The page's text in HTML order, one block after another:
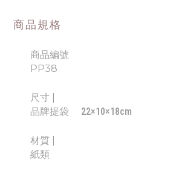
商品規格
商品編號
PP38
尺寸 |
品牌提袋 22×10×18cm
材質 |
紙類